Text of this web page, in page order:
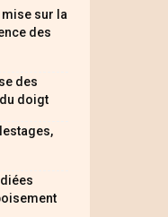
mise sur la
des
des
doigt